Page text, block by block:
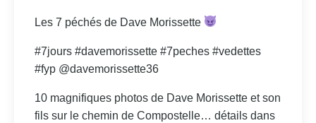
Les 7 péchés de Dave Morissette
#7jours #davemorissette #7peches #vedettes
#fyp @davemorissette36
10 magnifiques photos de Dave Morissette et son
fils sur le chemin de Compostelle… détails dans